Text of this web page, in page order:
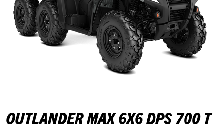
OUTLANDER MAX 6X6 DPS 700 T